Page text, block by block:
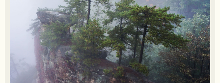
SOCOTRA (YÉMEN)
SRI LANKA
TADJIKISTAN
TANZANIE
TOGO
TURKMÉNISTAN